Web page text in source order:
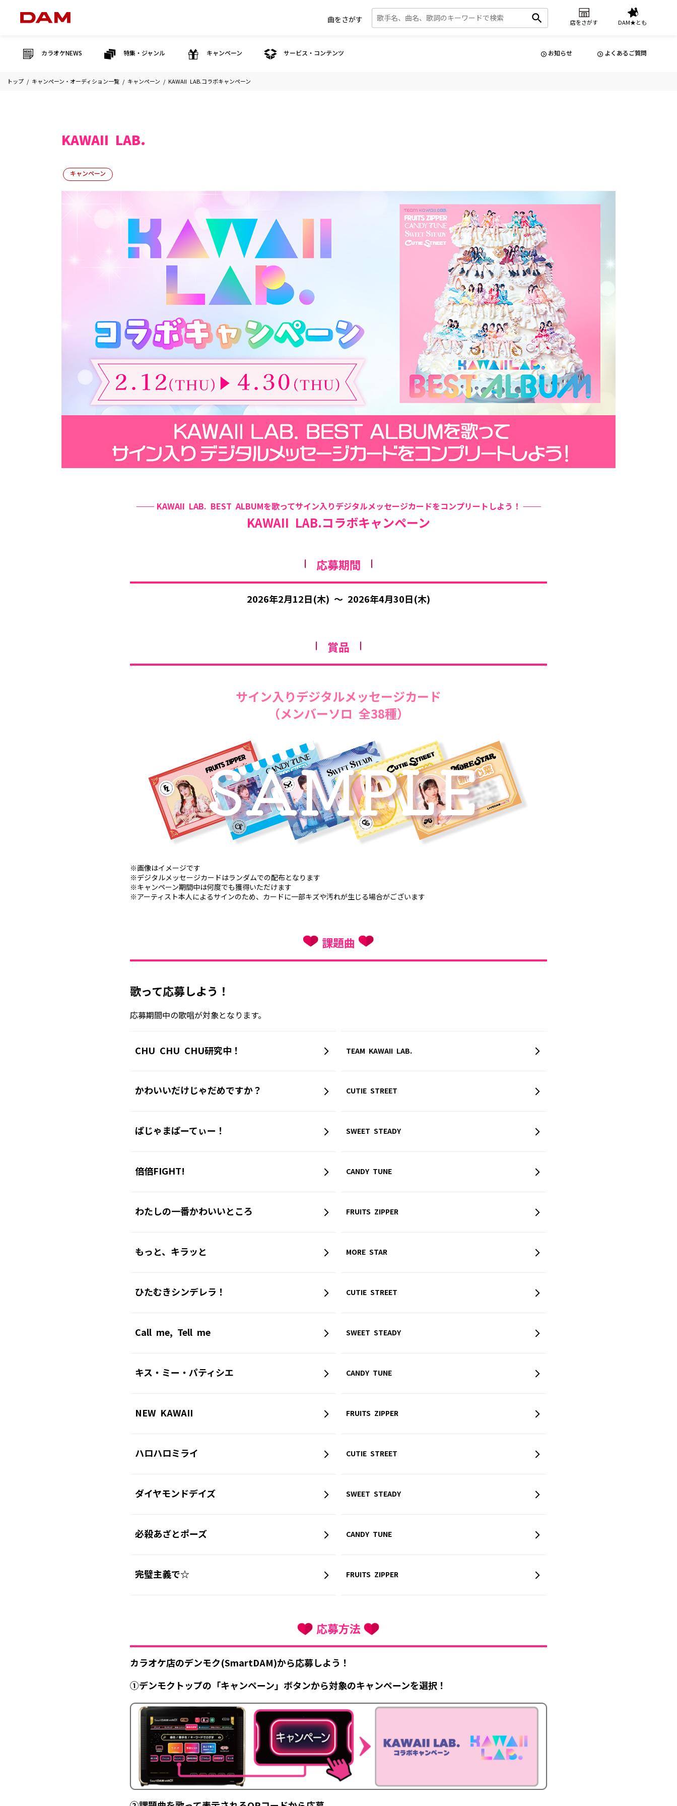
曲をさがす 店をさがす DAM★とも
カラオケNEWS 特集・ジャンル キャンペーン サービス・コンテンツ お知らせ よくあるご質問
トップ キャンペーン・オーディション一覧 キャンペーン KAWAII LAB.コラボキャンペーン
KAWAII LAB.
キャンペーン
KAWAII LAB. BEST ALBUMを歌ってサイン入りデジタルメッセージカードをコンプリートしよう！
KAWAII LAB.コラボキャンペーン
応募期間
2026年2月12日(木) ～ 2026年4月30日(木)
賞品
サイン入りデジタルメッセージカード
（メンバーソロ 全38種）
※画像はイメージです
※デジタルメッセージカードはランダムでの配布となります
※キャンペーン期間中は何度でも獲得いただけます
※アーティスト本人によるサインのため、カードに一部キズや汚れが生じる場合がございます
課題曲
歌って応募しよう！
応募期間中の歌唱が対象となります。
CHU CHU CHU研究中！ TEAM KAWAII LAB.
かわいいだけじゃだめですか？ CUTIE STREET
ぱじゃまぱーてぃー！ SWEET STEADY
倍倍FIGHT! CANDY TUNE
わたしの一番かわいいところ FRUITS ZIPPER
もっと、キラッと MORE STAR
ひたむきシンデレラ！ CUTIE STREET
Call me, Tell me SWEET STEADY
キス・ミー・パティシエ CANDY TUNE
NEW KAWAII FRUITS ZIPPER
ハロハロミライ CUTIE STREET
ダイヤモンドデイズ SWEET STEADY
必殺あざとポーズ CANDY TUNE
完璧主義で☆ FRUITS ZIPPER
応募方法
カラオケ店のデンモク(SmartDAM)から応募しよう！
①デンモクトップの「キャンペーン」ボタンから対象のキャンペーンを選択！